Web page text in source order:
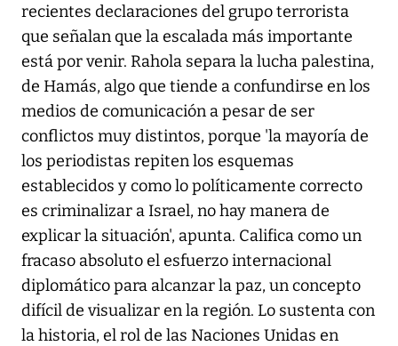
recientes declaraciones del grupo terrorista
que señalan que la escalada más importante
está por venir. Rahola separa la lucha palestina,
de Hamás, algo que tiende a confundirse en los
medios de comunicación a pesar de ser
conflictos muy distintos, porque 'la mayoría de
los periodistas repiten los esquemas
establecidos y como lo políticamente correcto
es criminalizar a Israel, no hay manera de
explicar la situación', apunta. Califica como un
fracaso absoluto el esfuerzo internacional
diplomático para alcanzar la paz, un concepto
difícil de visualizar en la región. Lo sustenta con
la historia, el rol de las Naciones Unidas en